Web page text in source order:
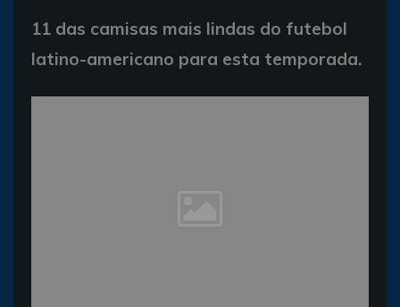
11 das camisas mais lindas do futebol
latino-americano para esta temporada.